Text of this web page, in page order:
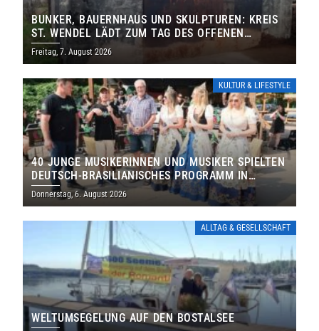
BUNKER, BAUERNHAUS UND SKULPTUREN: KREIS
ST. WENDEL LÄDT ZUM TAG DES OFFENEN
DENKMALS EIN
Freitag, 7. August 2026
KULTUR & LIFESTYLE
40 JUNGE MUSIKERINNEN UND MUSIKER SPIELTEN
DEUTSCH-BRASILIANISCHES PROGRAMM IN
THOLEY
Donnerstag, 6. August 2026
ALLTAG & GESELLSCHAFT
WELTUMSEGELUNG AUF DEN BOSTALSEE